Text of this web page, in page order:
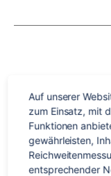
Auf unserer
zum Einsatz, mit
Funktionen
gewährleisten,
entsprechender